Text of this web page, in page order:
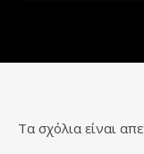
Τα σχόλια είναι